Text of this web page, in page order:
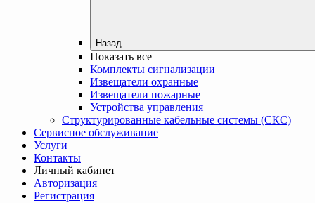
Назад
Показать все
Комплекты сигнализации
Извещатели охранные
Извещатели пожарные
Устройства управления
Структурированные кабельные системы (СКС)
Сервисное обслуживание
Услуги
Контакты
Личный кабинет
Авторизация
Регистрация